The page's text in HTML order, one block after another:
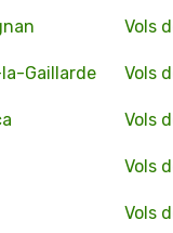
Vols
Gaillarde Vols
Vols
Vols
Vols